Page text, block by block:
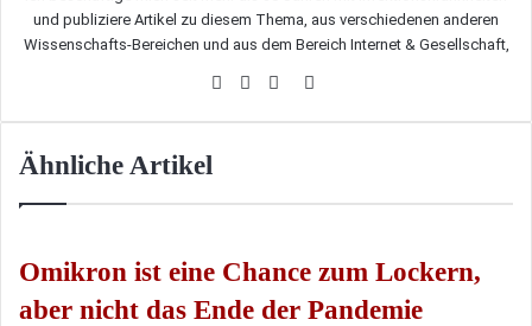
und publiziere Artikel zu diesem Thema, aus verschiedenen anderen
Wissenschafts-Bereichen und aus dem Bereich Internet & Gesellschaft,
Webseite
Facebook
Twitter
LinkedIn
Ähnliche Artikel
Omikron ist eine Chance zum Lockern,
aber nicht das Ende der Pandemie